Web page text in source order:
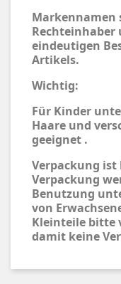
Markennamen
Rechteinhaber
eindeutigen
Artikels.
Wichtig:
Für Kinder
Haare und
geeignet .
Verpackung ist
Verpackung
Benutzung
von
Kleinteile bitte
damit keine